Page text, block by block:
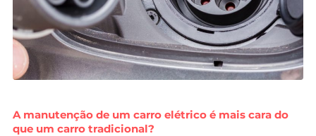
A manutenção de um carro elétrico é mais cara do
que um carro tradicional?